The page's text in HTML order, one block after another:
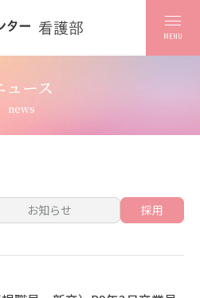
MENU
ュース
news
お知らせ 採用